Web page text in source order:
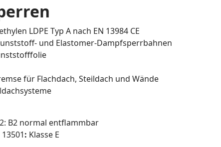
LDPE Typ A nach EN 13984 CE
und Elastomer-Dampfsperrbahnen
für Flachdach, Steildach und Wände
B2 normal entflammbar
: Klasse E